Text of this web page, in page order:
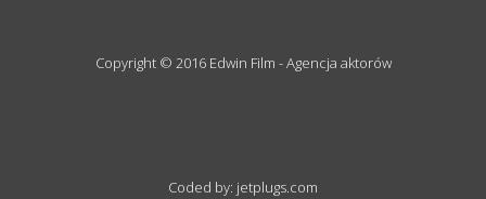
Copyright © 2016 Edwin Film - Agencja aktorów
Coded by: jetplugs.com